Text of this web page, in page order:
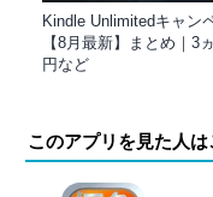
Kindle Unlimitedキャン
【8月最新】まとめ｜3
円など
このアプリを見た人